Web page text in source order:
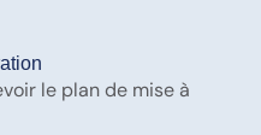
le plan de mise à